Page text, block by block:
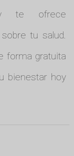
y te ofrece
tu salud.
forma gratuita
bienestar hoy